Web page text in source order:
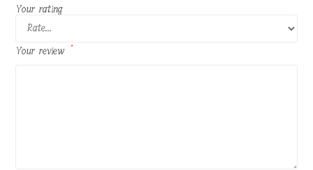
Your rating
Your review *